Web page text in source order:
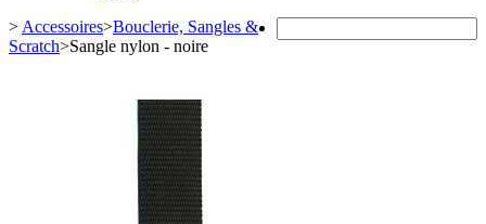
> Accessoires>Bouclerie, Sangles &
Scratch>Sangle nylon - noire